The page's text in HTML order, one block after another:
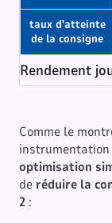
Rendement
taux d'atteinte
de la consigne
Comme le
instrumentation
optimisation
de réduire la
2 :